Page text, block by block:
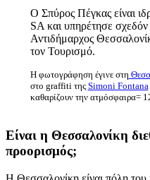
Ο Σπύρος Πέγκας είναι
SA και υπηρέτησε σχεδόν
Αντιδήμαρχος
τον Τουρισμό.
Η φωτογράφηση έγινε στη
στο graffiti της Simoni Fontana
καθαρίζουν την ατμόσφαιρα=
Είναι η Θεσσαλονίκη
προορισμός;